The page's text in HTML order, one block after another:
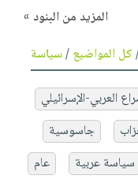
المزيد من البنود »
كل المواضيع/سياسة
العربي-الإسرائيلي
جاسوسية
سياسة عربية
عام